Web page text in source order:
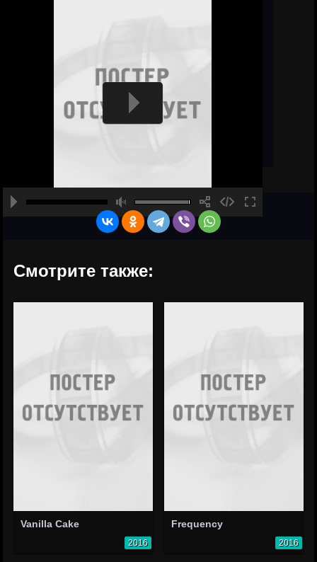
Смотрите также:
Vanilla Cake
2016
Frequency
2016